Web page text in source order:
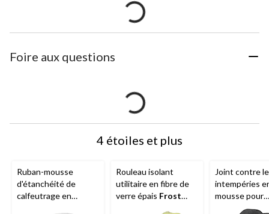
Foire aux questions
4 étoiles et plus
Ruban-mousse
d'étanchéité de
calfeutrage en
Rouleau isolant
utilitaire en fibre de
verre épais Frost
Joint contre
intempéries
mousse pour
climatiseur